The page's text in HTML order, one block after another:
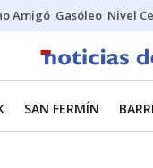
Amigó Gasóleo Nivel
SAN FERMÍN